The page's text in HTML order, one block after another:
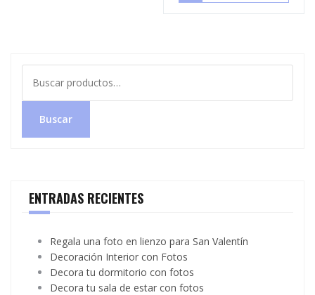
por:
Buscar
ENTRADAS RECIENTES
Regala una foto en lienzo para San Valentín
Decoración Interior con Fotos
Decora tu dormitorio con fotos
Decora tu sala de estar con fotos